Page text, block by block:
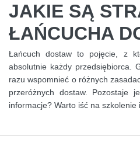
JAKIE SĄ
ŁAŃCUCHA
Łańcuch dostaw to pojęcie, z
absolutnie każdy przedsiębiorca.
razu wspomnieć o różnych
przeróżnych dostaw. Pozostaje
informacje? Warto iść na szkolenie